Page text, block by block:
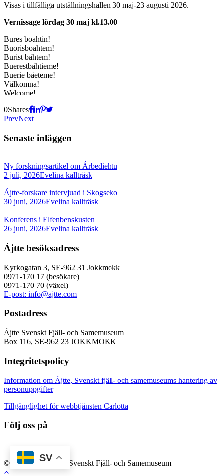
Visas i tillfälliga utställningshallen 30 maj-23 augusti 2026.
Vernissage lördag 30 maj kl.13.00
Bures boahtin!
Buorisboahtem!
Burist båhtem!
Buerestbåhtieme!
Buerie båeteme!
Välkomna!
Welcome!
0Shares
PrevNext
Senaste inläggen
Ny forskningsartikel om Árbediehtu
2 juli, 2026Evelina kallträsk
Ájtte-forskare intervjuad i Skogseko
30 juni, 2026Evelina kallträsk
Konferens i Elfenbenskusten
26 juni, 2026Evelina kallträsk
Ájtte besöksadress
Kyrkogatan 3, SE-962 31 Jokkmokk
0971-170 17 (besökare)
0971-170 70 (växel)
E-post: info@ajtte.com
Postadress
Ájtte Svenskt Fjäll- och Samemuseum
Box 116, SE-962 23 JOKKMOKK
Integritetspolicy
Information om Ájtte, Svenskt fjäll- och samemuseums hantering av
personuppgifter
Tillgänglighet för webbtjänsten Carlotta
Följ oss på
© 2026 Ájtte.com – Svenskt Fjäll- och Samemuseum
SV